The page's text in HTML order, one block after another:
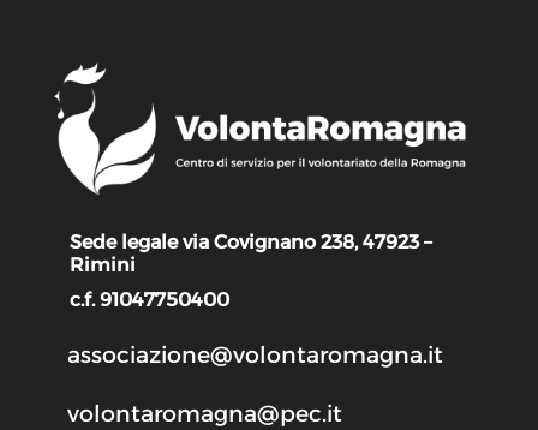
Sede legale via Covignano 238, 47923 –
Rimini
c.f. 91047750400
associazione@volontaromagna.it
volontaromagna@pec.it